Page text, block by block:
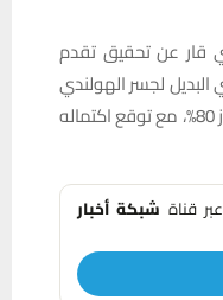
قار عن تحقيق تقدم
لجسر الهولندي
في الناصرية، حيث تجاوزت نسبة الإنجاز 80%، مع توقع اكتماله
قناة شبكة أخبار